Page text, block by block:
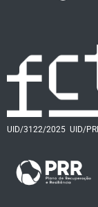
UID/3122/2025 UID/